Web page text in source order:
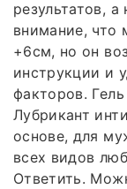
результатов,
внимание, что
+6см, но он
инструкции и
факторов.
Лубрикант
основе, для
всех видов
Ответить.